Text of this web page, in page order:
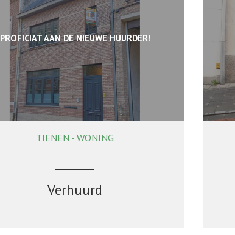
PROFICIAT AAN DE NIEUWE HUURDER!
TIENEN - WONING
Verhuurd